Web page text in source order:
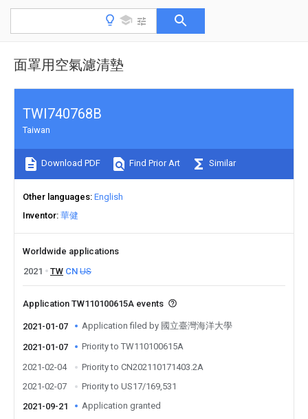
面罩用空氣濾清墊
TWI740768B
Taiwan
Download PDF Find Prior Art Similar
Other languages English
Inventor 華健
Worldwide applications
2021
TW CN US
Application TW110100615A events
2021-01-07 Application filed by 國立臺灣海洋大學
2021-01-07
Priority to TW110100615A
2021-02-04
Priority to CN202110171403.2A
2021-02-07
Priority to US17/169,531
2021-09-21
Application granted